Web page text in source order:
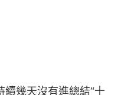
續幾天沒有進總結“十